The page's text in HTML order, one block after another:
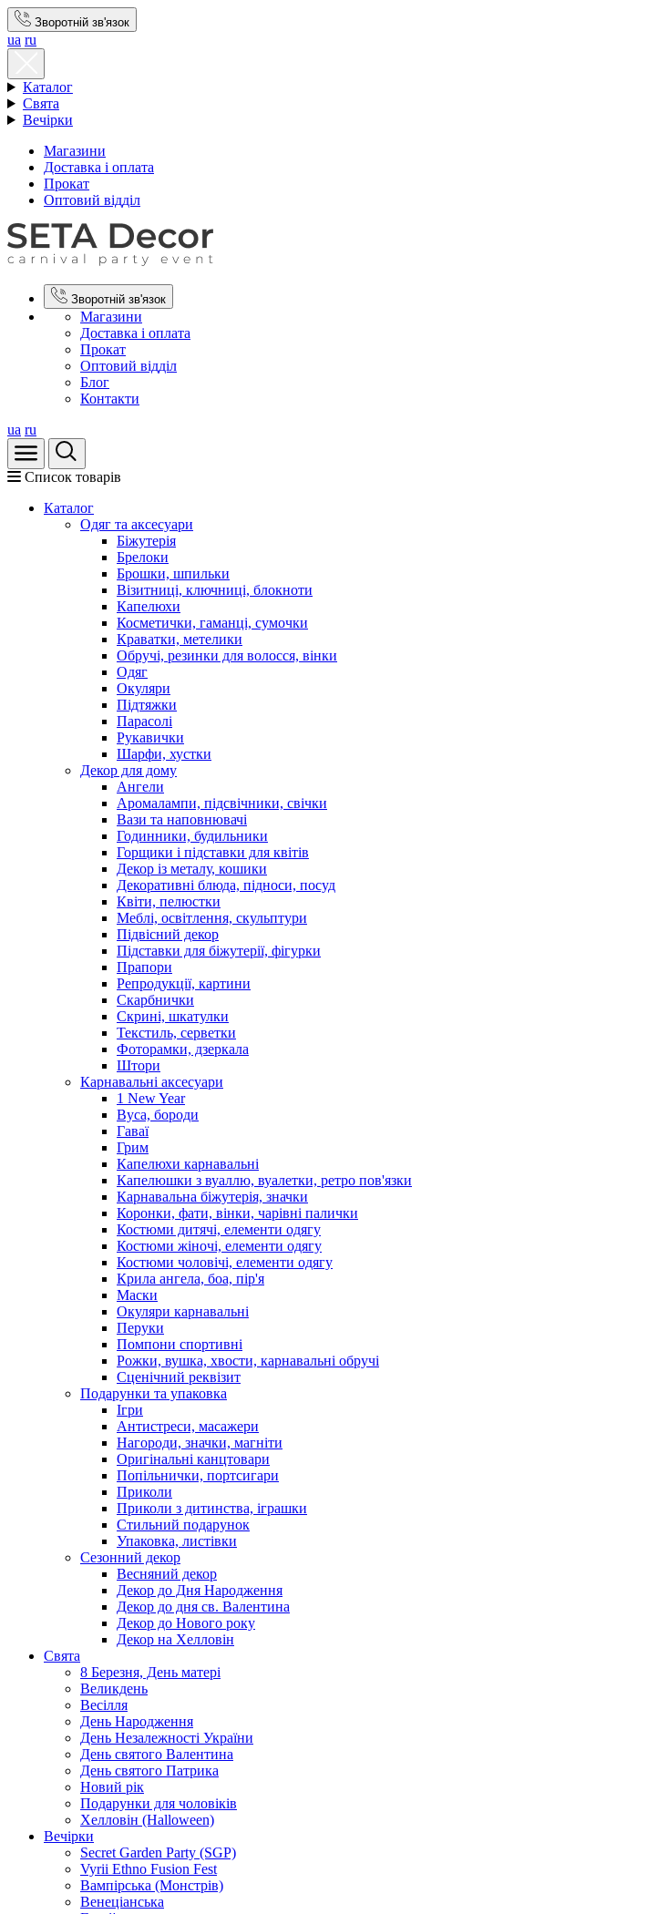
Зворотній зв'язок
ua ru
Каталог
Свята
Вечірки
Магазини
Доставка і оплата
Прокат
Оптовий відділ
Зворотній зв'язок
Магазини
Доставка і оплата
Прокат
Оптовий відділ
Блог
Контакти
ua ru
Список товарів
Каталог
Oдяг та аксесуари
Біжутерія
Брелоки
Брошки, шпильки
Візитниці, ключниці, блокноти
Капелюхи
Косметички, гаманці, сумочки
Краватки, метелики
Обручі, резинки для волосся, вінки
Одяг
Окуляри
Підтяжки
Парасолі
Рукавички
Шарфи, хустки
Декор для дому
Ангели
Аромалампи, підсвічники, свічки
Вази та наповнювачі
Годинники, будильники
Горщики і підставки для квітів
Декор із металу, кошики
Декоративні блюда, підноси, посуд
Квіти, пелюстки
Меблі, освітлення, скульптури
Підвісний декор
Підставки для біжутерії, фігурки
Прапори
Репродукції, картини
Скарбнички
Скрині, шкатулки
Текстиль, серветки
Фоторамки, дзеркала
Штори
Карнавальні аксесуари
1 New Year
Вуса, бороди
Гаваї
Грим
Капелюхи карнавальні
Капелюшки з вуаллю, вуалетки, ретро пов'язки
Карнавальна біжутерія, значки
Коронки, фати, вінки, чарівні палички
Костюми дитячі, елементи одягу
Костюми жіночі, елементи одягу
Костюми чоловічі, елементи одягу
Крила ангела, боа, пір'я
Маски
Окуляри карнавальні
Перуки
Помпони спортивні
Рожки, вушка, хвости, карнавальні обручі
Сценічний реквізит
Подарунки та упаковка
Ігри
Антистреси, масажери
Нагороди, значки, магніти
Оригінальні канцтовари
Попільнички, портсигари
Приколи
Приколи з дитинства, іграшки
Стильний подарунок
Упаковка, листівки
Сезонний декор
Весняний декор
Декор до Дня Народження
Декор до дня св. Валентина
Декор до Нового року
Декор на Хелловін
Свята
8 Березня, День матері
Великдень
Весілля
День Народження
День Незалежності України
День святого Валентина
День святого Патрика
Новий рік
Подарунки для чоловіків
Хелловін (Halloween)
Вечірки
Secret Garden Party (SGP)
Vyrii Ethno Fusion Fest
Вампірська (Монстрів)
Венеціанська